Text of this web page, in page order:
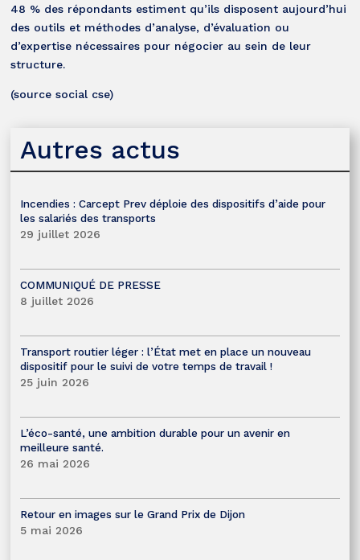
48 % des répondants estiment qu’ils disposent aujourd’hui
des outils et méthodes d’analyse, d’évaluation ou
d’expertise nécessaires pour négocier au sein de leur
structure.
(source social cse)
Autres actus
Incendies : Carcept Prev déploie des dispositifs d’aide pour
les salariés des transports
29 juillet 2026
COMMUNIQUÉ DE PRESSE
8 juillet 2026
Transport routier léger : l’État met en place un nouveau
dispositif pour le suivi de votre temps de travail !
25 juin 2026
L’éco-santé, une ambition durable pour un avenir en
meilleure santé.
26 mai 2026
Retour en images sur le Grand Prix de Dijon
5 mai 2026